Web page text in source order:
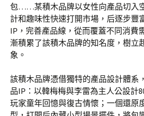
包……某積木品牌以女性向產品切入
計和趣味性快速打開市場，后逐步豐
IP，完善產品線，從而覆蓋不同消費
漸積累了該積木品牌的知名度，樹立
象。
該積木品牌憑借獨特的產品設計體系
品IP：以韓梅梅與李雷為主人公設計
玩家童年回憶與復古情懷；一個還原